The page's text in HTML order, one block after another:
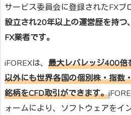
サービス委員会に登録されたFXブ
設立され20年以上の運営歴を持つ
FX業者です。
iFOREXは、 最大レバレッジ400倍
以外にも世界各国の個別株・指数
銘柄をCFD取引ができます。i
ォームにより、ソフトウェアをイ